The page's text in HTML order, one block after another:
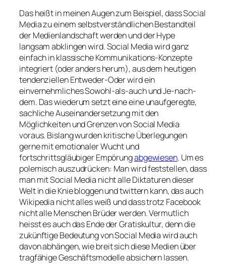
Das heißt in meinen Augen zum Beispiel, dass Social
Media zu einem selbstverständlichen Bestandteil
der Medienlandschaft werden und der Hype
langsam abklingen wird. Social Media wird ganz
einfach in klassische Kommunikations-Konzepte
integriert (oder anders herum), aus dem heutigen
tendenziellen Entweder-Oder wird ein
einvernehmliches Sowohl-als-auch und Je-nach-
dem. Das wiederum setzt eine eine unaufgeregte,
sachliche Auseinandersetzung mit den
Möglichkeiten und Grenzen von Social Media
voraus. Bislang wurden kritische Überlegungen
gerne mit emotionaler Wucht und
fortschrittsgläubiger Empörungabgewiesen. Um es
polemisch auszudrücken: Man wird feststellen, dass
man mit Social Media nicht alle Diktaturen dieser
Welt in die Knie bloggen und twittern kann, das auch
Wikipedia nicht alles weiß und dass trotz Facebook
nicht alle Menschen Brüder werden. Vermutlich
heisst es auch das Ende der Gratiskultur, denn die
zukünftige Bedeutung von Social Media wird auch
davon abhängen, wie breit sich diese Medien über
tragfähige Geschäftsmodelle absichern lassen.